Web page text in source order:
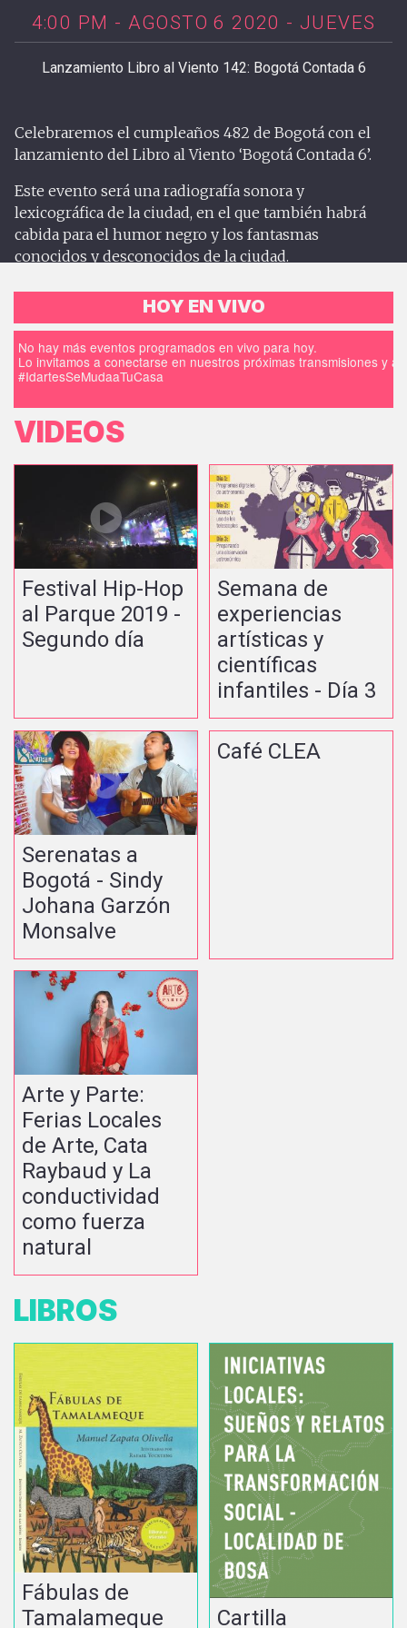
4:00 PM - AGOSTO 6 2020 - JUEVES
Lanzamiento Libro al Viento 142: Bogotá Contada 6
Celebraremos el cumpleaños 482 de Bogotá con el
lanzamiento del Libro al Viento ‘Bogotá Contada 6’.
Este evento será una radiografía sonora y
lexicográfica de la ciudad, en el que también habrá
cabida para el humor negro y los fantasmas
conocidos y desconocidos de la ciudad.
HOY EN VIVO
No hay más eventos programados en vivo para hoy.
Lo invitamos a conectarse en nuestros próximas transmisiones y
#IdartesSeMudaaTuCasa
VIDEOS
Festival Hip-Hop
al Parque 2019 -
Segundo día
Semana de
experiencias
artísticas y
científicas
infantiles - Día 3
Serenatas a
Bogotá - Sindy
Johana Garzón
Monsalve
Café CLEA
Arte y Parte:
Ferias Locales
de Arte, Cata
Raybaud y La
conductividad
como fuerza
natural
LIBROS
Fábulas de
Tamalameque
Cartilla